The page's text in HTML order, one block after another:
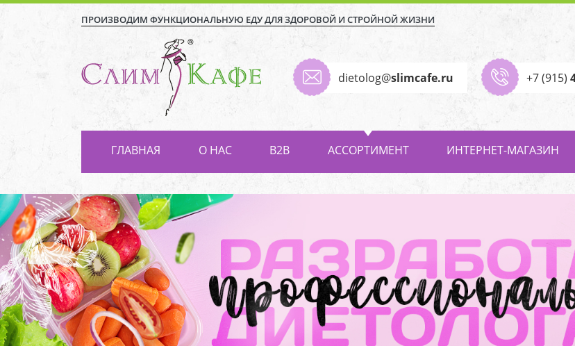
ПРОИЗВОДИМ ФУНКЦИОНАЛЬНУЮ ЕДУ ДЛЯ ЗДОРОВОЙ И СТРОЙНОЙ ЖИЗНИ
dietolog@slimcafe.ru +7 (915)
ГЛАВНАЯ О НАС В2В АССОРТИМЕНТ ИНТЕРНЕТ-МАГАЗИН
Previous